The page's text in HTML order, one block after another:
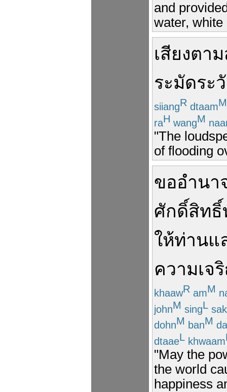
and
water,
เสียงตา
ระมัดระ
siiangR dtaamM
raH wangM
"The
of flooding
ขออำนา
ศักดิ์สิทธิ์
ให้ท่านแ
ความเจ
khaawR amM
johnM singL sak
dohnM banM
dtaaeL khwaam
"May the
the world
happiness